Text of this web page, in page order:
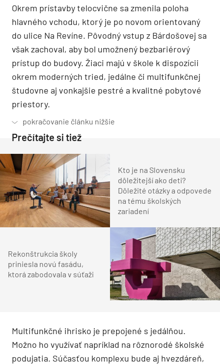
Okrem prístavby telocvične sa zmenila poloha
hlavného vchodu, ktorý je po novom orientovaný
do ulice Na Revíne. Pôvodný vstup z Bárdošovej sa
však zachoval, aby bol umožnený bezbariérový
prístup do budovy. Žiaci majú v škole k dispozícii
okrem moderných tried, jedálne či multifunkčnej
študovne aj vonkajšie pestré a kvalitné pobytové
priestory.
Prečítajte si tiež
Kto je na Slovensku
dôležitejší ako deti?
Dôležité otázky a odpovede
na tému školských
zariadení
Rekonštrukcia školy
priniesla novú fasádu,
ktorá zabodovala v súťaži
Multifunkčné ihrisko je prepojené s jedálňou.
Možno ho využívať napríklad na rôznorodé školské
podujatia. Súčasťou komplexu bude aj hvezdáreň,